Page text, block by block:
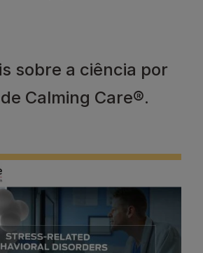
sobre a ciência por
Calming Care®.